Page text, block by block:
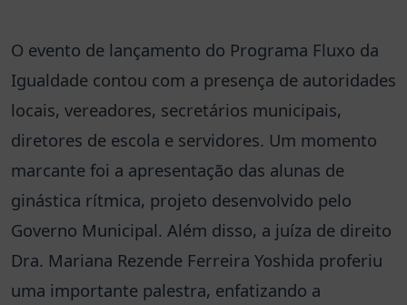
O evento de lançamento do Programa Fluxo da
Igualdade contou com a presença de autoridades
locais, vereadores, secretários municipais,
diretores de escola e servidores. Um momento
marcante foi a apresentação das alunas de
ginástica rítmica, projeto desenvolvido pelo
Governo Municipal. Além disso, a juíza de direito
Dra. Mariana Rezende Ferreira Yoshida proferiu
uma importante palestra, enfatizando a